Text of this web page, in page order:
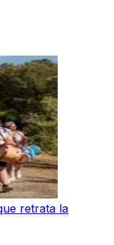
retrata la